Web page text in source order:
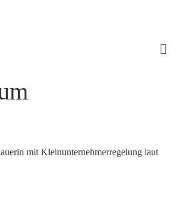
mit Kleinunternehmerregelung laut